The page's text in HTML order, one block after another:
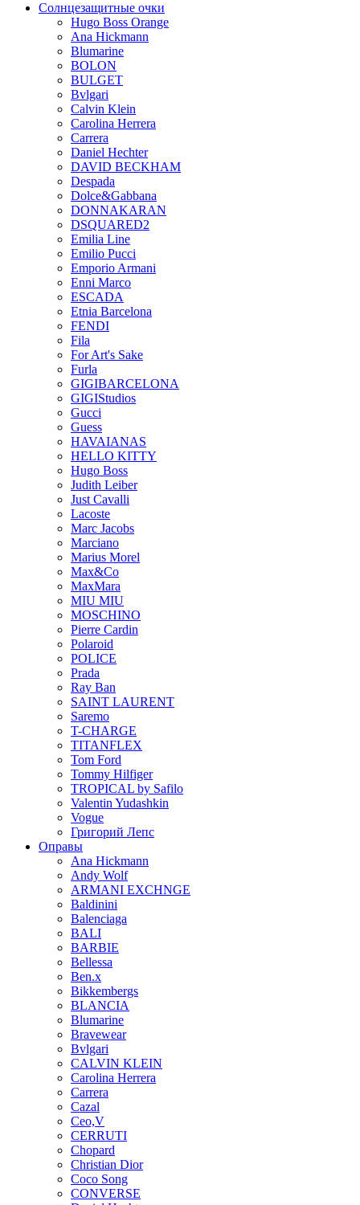
Солнцезащитные очки
Hugo Boss Orange
Ana Hickmann
Blumarine
BOLON
BULGET
Bvlgari
Calvin Klein
Carolina Herrera
Carrera
Daniel Hechter
DAVID BECKHAM
Despada
Dolce&Gabbana
DONNAKARAN
DSQUARED2
Emilia Line
Emilio Pucci
Emporio Armani
Enni Marco
ESCADA
Etnia Barcelona
FENDI
Fila
For Art's Sake
Furla
GIGIBARCELONA
GIGIStudios
Gucci
Guess
HAVAIANAS
HELLO KITTY
Hugo Boss
Judith Leiber
Just Cavalli
Lacoste
Marc Jacobs
Marciano
Marius Morel
Max&Co
MaxMara
MIU MIU
MOSCHINO
Pierre Cardin
Polaroid
POLICE
Prada
Ray Ban
SAINT LAURENT
Saremo
T-CHARGE
TITANFLEX
Tom Ford
Tommy Hilfiger
TROPICAL by Safilo
Valentin Yudashkin
Vogue
Григорий Лепс
Оправы
Ana Hickmann
Andy Wolf
ARMANI EXCHNGE
Baldinini
Balenciaga
BALI
BARBIE
Bellessa
Ben.x
Bikkembergs
BLANCIA
Blumarine
Bravewear
Bvlgari
CALVIN KLEIN
Carolina Herrera
Carrera
Cazal
Ceo,V
CERRUTI
Chopard
Christian Dior
Coco Song
CONVERSE